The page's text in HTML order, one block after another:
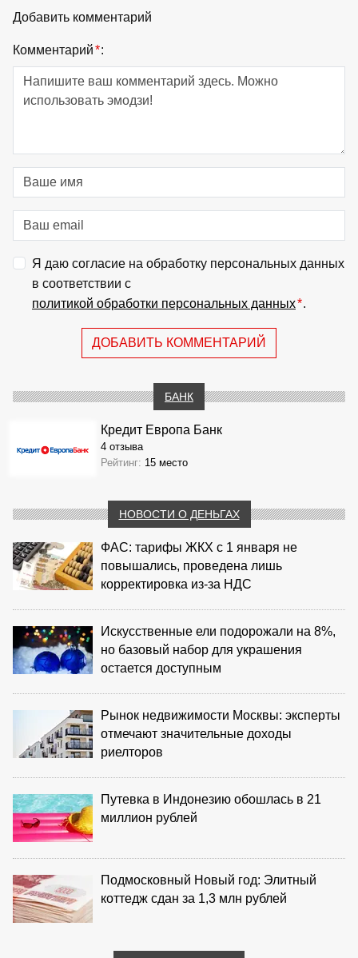
Добавить комментарий
Комментарий*:
Я даю согласие на обработку персональных данных
в соответствии с
политикой обработки персональных данных*.
ДОБАВИТЬ КОММЕНТАРИЙ
БАНК
Кредит Европа Банк
4 отзыва
Рейтинг: 15 место
НОВОСТИ О ДЕНЬГАХ
ФАС: тарифы ЖКХ с 1 января не
повышались, проведена лишь
корректировка из‑за НДС
Искусственные ели подорожали на 8%,
но базовый набор для украшения
остается доступным
Рынок недвижимости Москвы: эксперты
отмечают значительные доходы
риелторов
Путевка в Индонезию обошлась в 21
миллион рублей
Подмосковный Новый год: Элитный
коттедж сдан за 1,3 млн рублей